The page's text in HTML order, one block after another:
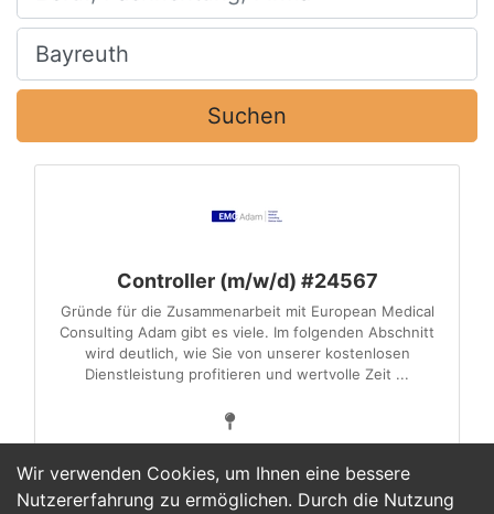
Wir verwenden Cookies, um Ihnen eine bessere
Nutzererfahrung zu ermöglichen. Durch die Nutzung
Ort, Stadt
Suchen
Controller (m/w/d) #24567
Gründe für die Zusammenarbeit mit European Medical
Consulting Adam gibt es viele. Im folgenden Abschnitt
wird deutlich, wie Sie von unserer kostenlosen
Dienstleistung profitieren und wertvolle Zeit ...